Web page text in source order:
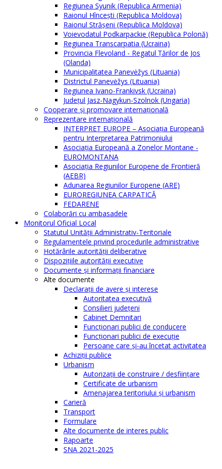
Regiunea Syunik (Republica Armenia)
Raionul Hîncești (Republica Moldova)
Raionul Străşeni (Republica Moldova)
Voievodatul Podkarpackie (Republica Polonă)
Regiunea Transcarpatia (Ucraina)
Provincia Flevoland - Regatul Ţărilor de Jos
(Olanda)
Municipalitatea Panevėžys (Lituania)
Districtul Panevėžys (Lituania)
Regiunea Ivano-Frankivsk (Ucraina)
Judeţul Jasz-Nagykun-Szolnok (Ungaria)
Cooperare şi promovare internaţională
Reprezentare internaţională
INTERPRET EUROPE – Asociația Europeană
pentru Interpretarea Patrimoniului
Asociația Europeană a Zonelor Montane -
EUROMONTANA
Asociația Regiunilor Europene de Frontieră
(AEBR)
Adunarea Regiunilor Europene (ARE)
EUROREGIUNEA CARPATICĂ
FEDARENE
Colaborări cu ambasadele
Monitorul Oficial Local
Statutul Unităţii Administrativ-Teritoriale
Regulamentele privind procedurile administrative
Hotărârile autorităţii deliberative
Dispoziţiile autorităţii executive
Documente şi informaţii financiare
Alte documente
Declaraţii de avere şi interese
Autoritatea executivă
Consilieri judeţeni
Cabinet Demnitari
Funcţionari publici de conducere
Funcționari publici de execuție
Persoane care şi-au încetat activitatea
Achiziţii publice
Urbanism
Autorizații de construire / desființare
Certificate de urbanism
Amenajarea teritoriului şi urbanism
Carieră
Transport
Formulare
Alte documente de interes public
Rapoarte
SNA 2021-2025